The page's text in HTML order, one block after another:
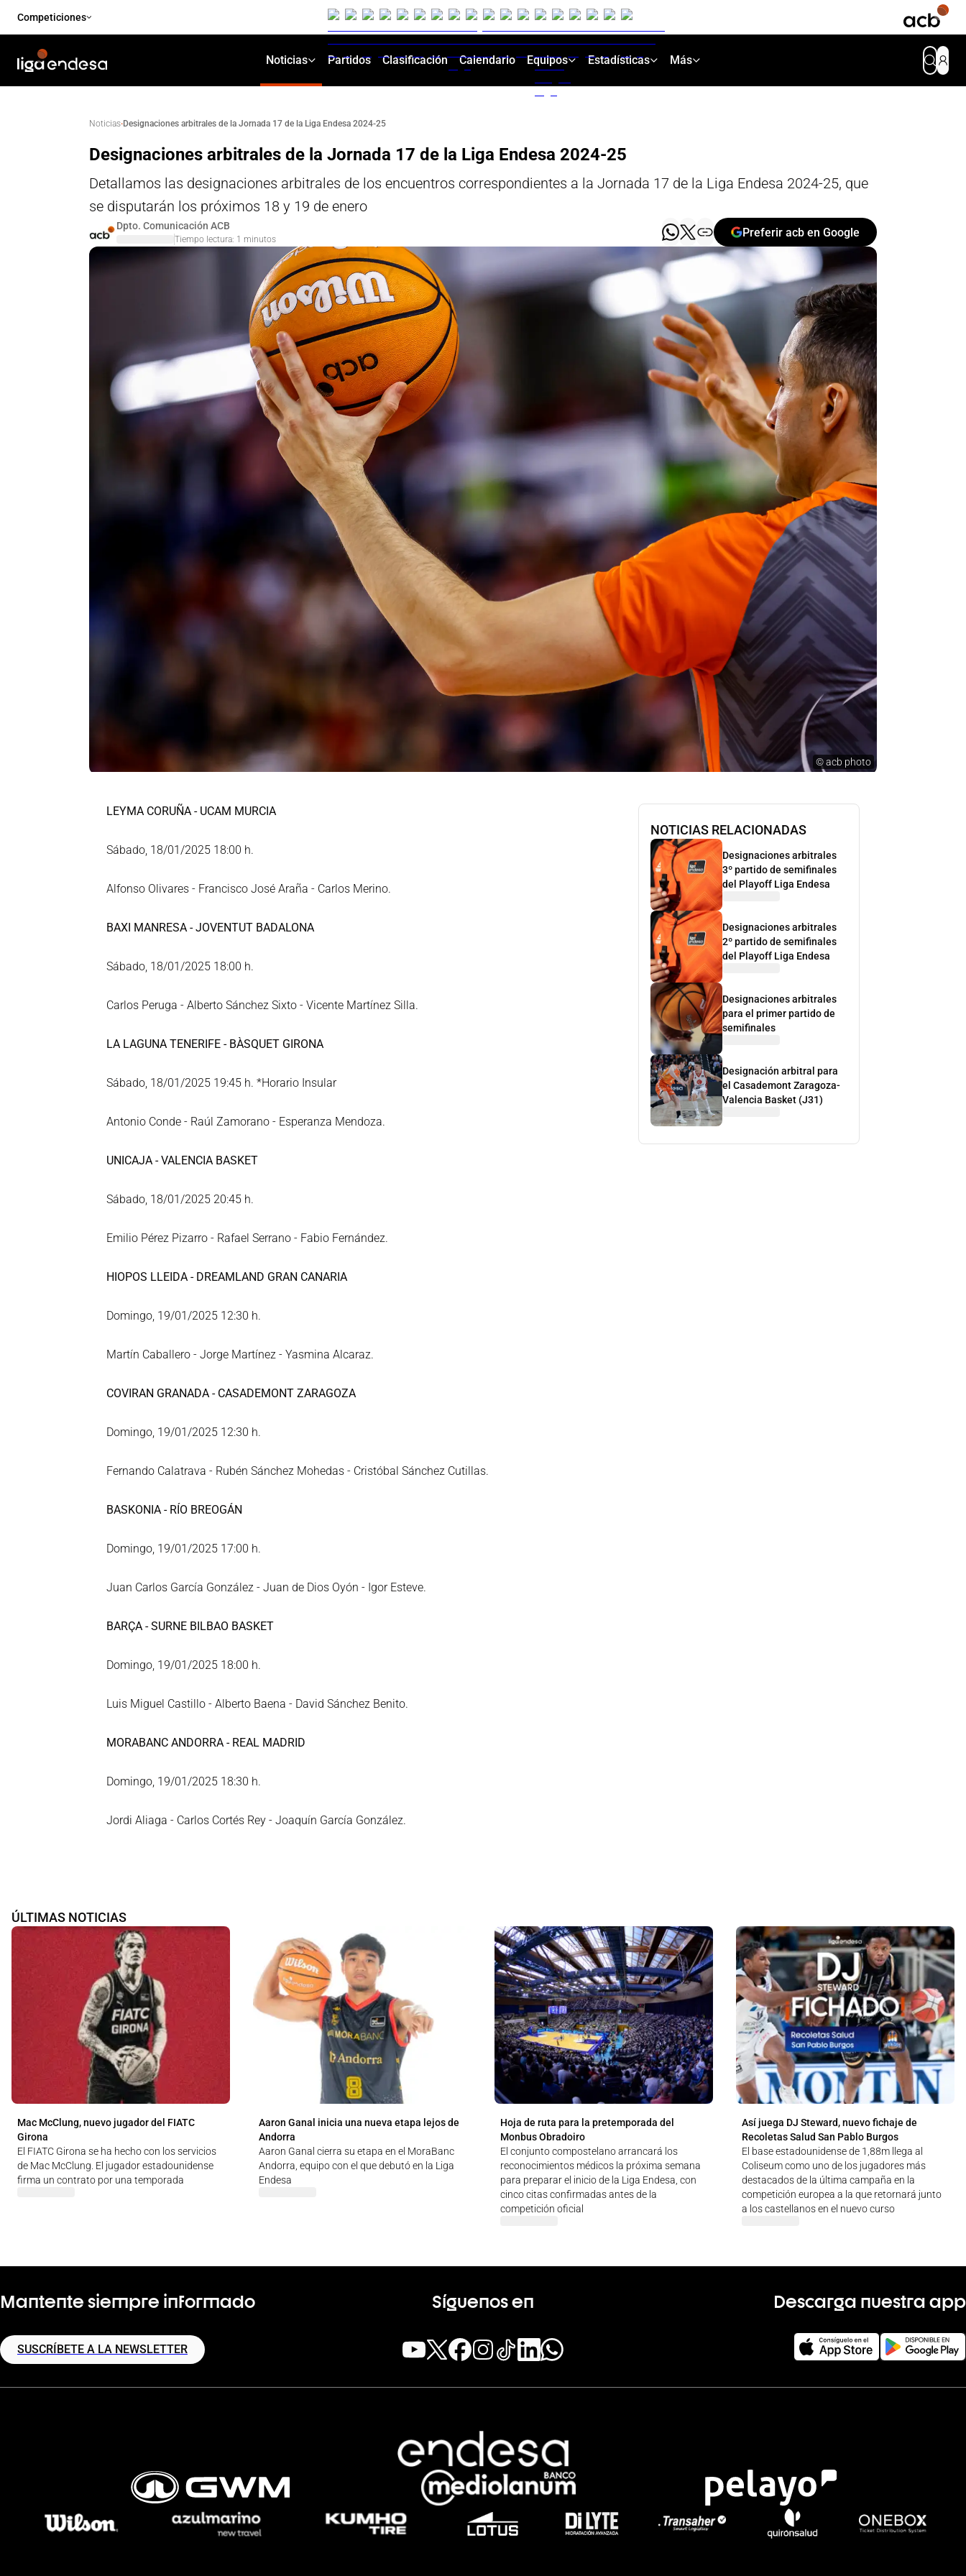
Competiciones
Noticias Partidos Clasificación Calendario Equipos Estadísticas Más
Noticias·Designaciones arbitrales de la Jornada 17 de la Liga Endesa 2024-25
Designaciones arbitrales de la Jornada 17 de la Liga Endesa 2024-25
Detallamos las designaciones arbitrales de los encuentros correspondientes a la Jornada 17 de la Liga Endesa 2024-25, que
se disputarán los próximos 18 y 19 de enero
Dpto. Comunicación ACB
Tiempo lectura: 1 minutos
Preferir acb en Google
©acb photo
LEYMA CORUÑA - UCAM MURCIA
Sábado, 18/01/2025 18:00 h.
Alfonso Olivares - Francisco José Araña - Carlos Merino.
BAXI MANRESA - JOVENTUT BADALONA
Sábado, 18/01/2025 18:00 h.
Carlos Peruga - Alberto Sánchez Sixto - Vicente Martínez Silla.
LA LAGUNA TENERIFE - BÀSQUET GIRONA
Sábado, 18/01/2025 19:45 h. *Horario Insular
Antonio Conde - Raúl Zamorano - Esperanza Mendoza.
UNICAJA - VALENCIA BASKET
Sábado, 18/01/2025 20:45 h.
Emilio Pérez Pizarro - Rafael Serrano - Fabio Fernández.
HIOPOS LLEIDA - DREAMLAND GRAN CANARIA
Domingo, 19/01/2025 12:30 h.
Martín Caballero - Jorge Martínez - Yasmina Alcaraz.
COVIRAN GRANADA - CASADEMONT ZARAGOZA
Domingo, 19/01/2025 12:30 h.
Fernando Calatrava - Rubén Sánchez Mohedas - Cristóbal Sánchez Cutillas.
BASKONIA - RÍO BREOGÁN
Domingo, 19/01/2025 17:00 h.
Juan Carlos García González - Juan de Dios Oyón - Igor Esteve.
BARÇA - SURNE BILBAO BASKET
Domingo, 19/01/2025 18:00 h.
Luis Miguel Castillo - Alberto Baena - David Sánchez Benito.
MORABANC ANDORRA - REAL MADRID
Domingo, 19/01/2025 18:30 h.
Jordi Aliaga - Carlos Cortés Rey - Joaquín García González.
NOTICIAS RELACIONADAS
Designaciones arbitrales
3º partido de semifinales
del Playoff Liga Endesa
Designaciones arbitrales
2º partido de semifinales
del Playoff Liga Endesa
Designaciones arbitrales
para el primer partido de
semifinales
Designación arbitral para
el Casademont Zaragoza-
Valencia Basket (J31)
ÚLTIMAS NOTICIAS
Mac McClung, nuevo jugador del FIATC
Girona
El FIATC Girona se ha hecho con los servicios
de Mac McClung. El jugador estadounidense
firma un contrato por una temporada
Aaron Ganal inicia una nueva etapa lejos de
Andorra
Aaron Ganal cierra su etapa en el MoraBanc
Andorra, equipo con el que debutó en la Liga
Endesa
Hoja de ruta para la pretemporada del
Monbus Obradoiro
El conjunto compostelano arrancará los
reconocimientos médicos la próxima semana
para preparar el inicio de la Liga Endesa, con
cinco citas confirmadas antes de la
competición oficial
Así juega DJ Steward, nuevo fichaje de
Recoletas Salud San Pablo Burgos
El base estadounidense de 1,88m llega al
Coliseum como uno de los jugadores más
destacados de la última campaña en la
competición europea a la que retornará junto
a los castellanos en el nuevo curso
Mantente siempre informado
SUSCRÍBETE A LA NEWSLETTER
Síguenos en Descarga nuestra app